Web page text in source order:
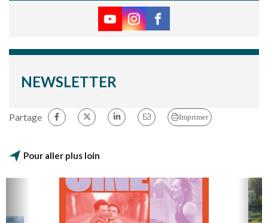
NEWSLETTER
Partage Imprimer
Pour aller plus loin